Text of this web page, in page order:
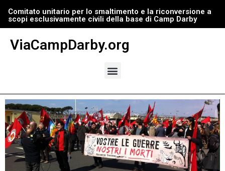
Vai
al
contenuto
Comitato unitario per lo smaltimento e la riconversione a
scopi esclusivamente civili della base di Camp Darby
ViaCampDarby.org